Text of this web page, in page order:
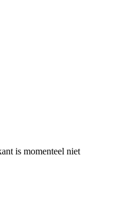
is momenteel niet